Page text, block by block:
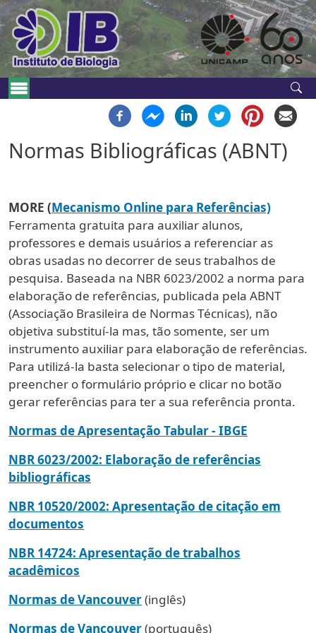
Pular para o conteúdo principal
Navegação principal
Normas Bibliográficas (ABNT)
MORE (Mecanismo Online para Referências)
Ferramenta gratuita para auxiliar alunos,
professores e demais usuários a referenciar as
obras usadas no decorrer de seus trabalhos de
pesquisa. Baseada na NBR 6023/2002 a norma para
elaboração de referências, publicada pela ABNT
(Associação Brasileira de Normas Técnicas), não
objetiva substituí-la mas, tão somente, ser um
instrumento auxiliar para elaboração de referências.
Para utilizá-la basta selecionar o tipo de material,
preencher o formulário próprio e clicar no botão
gerar referências para ter a sua referência pronta.
Normas de Apresentação Tabular - IBGE
NBR 6023/2002: Elaboração de referências
bibliográficas
NBR 10520/2002: Apresentação de citação em
documentos
NBR 14724: Apresentação de trabalhos
acadêmicos
Normas de Vancouver(inglês)
Normas de Vancouver(português)